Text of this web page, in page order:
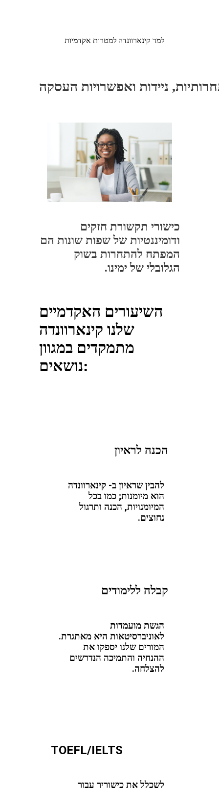
למד קינארוונדה למטרות אקדמיות
ניידות ואפשרויות העסקה
כישורי תקשורת חזקים
ודומיננטיות של שפות שונות הם
המפתח להתחרות בשוק
הגלובלי של ימינו.
השיעורים האקדמיים
שלנו קינארוונדה
מתמקדים במגוון
נושאים:
הכנה לראיון
להבין שראיון ב- קינארוונדה
הוא מיומנות; כמו בכל
המיומנויות, הכנה ותרגול
נחוצים.
קבלה ללימודים
הגשת מועמדות
לאוניברסיטאות היא מאתגרת.
המורים שלנו יספקו את
ההנחיה והתמיכה הנדרשים
להצלחה.
TOEFL/IELTS
לשכלל את כישוריך עבור